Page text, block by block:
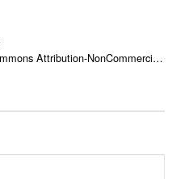
Creative Commons Attribution-NonCommercial 4.0 International License.